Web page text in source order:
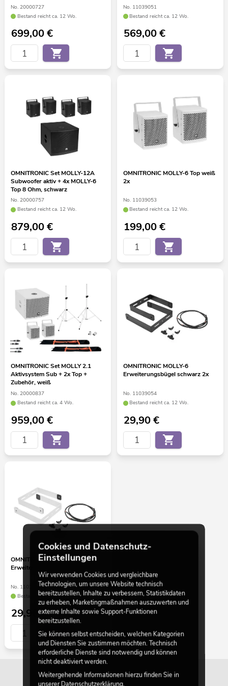
No. 20000727
Bestand reicht ca. 12 Wo.
699,00€
No. 11039051
Bestand reicht ca. 12 Wo.
569,00€
OMNITRONIC Set MOLLY-12A
Subwoofer aktiv + 4x MOLLY-6
Top 8 Ohm, schwarz
No. 20000757
Bestand reicht ca. 12 Wo.
879,00€
OMNITRONIC MOLLY-6 Top weiß
2x
No. 11039053
Bestand reicht ca. 12 Wo.
199,00€
OMNITRONIC Set MOLLY 2.1
Aktivsystem Sub + 2x Top +
Zubehör, weiß
No. 20000837
Bestand reicht ca. 4 Wo.
959,00€
OMNITRONIC MOLLY-6
Erweiterungsbügel schwarz 2x
No. 11039054
Bestand reicht ca. 12 Wo.
29,90€
OMNITRONIC MOLLY-6
Erweiterungsbügel weiß 2x
No. 11039055
Bestand reicht ca. 12 Wo.
29,90€
Cookies und Datenschutz-
Einstellungen
Wir verwenden Cookies und vergleichbare
Technologien, um unsere Website technisch
bereitzustellen, Inhalte zu verbessern, Statistikdaten
zu erheben, Marketingmaßnahmen auszuwerten und
externe Inhalte sowie Support-Funktionen
bereitzustellen.
Sie können selbst entscheiden, welchen Kategorien
und Diensten Sie zustimmen möchten. Technisch
erforderliche Dienste sind notwendig und können
nicht deaktiviert werden.
Weitergehende Informationen hierzu finden Sie in
unsererDatenschutzerklärung.